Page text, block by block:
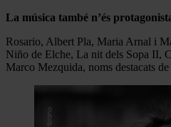
La música també n’és
Rosario, Albert Pla, Maria Arnal i
Niño de Elche, La nit dels Sopa II,
Marco Mezquida, noms destacats